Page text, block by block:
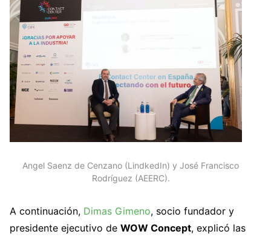
Angel Saenz de Cenzano (LindkedIn) y José Francisco
Rodríguez (AEERC).
A continuación, Dimas Gimeno, socio fundador y
presidente ejecutivo de WOW Concept, explicó las